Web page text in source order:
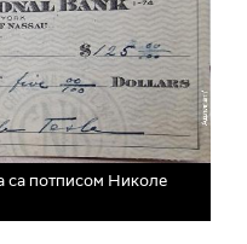
са потписом Николе